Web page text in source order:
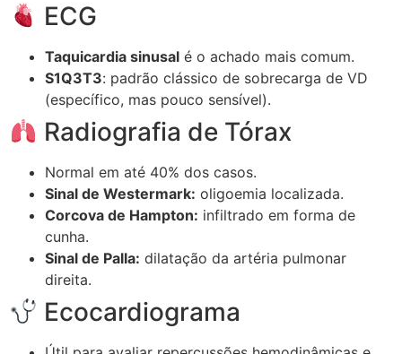
ECG
Taquicardia sinusal é o achado mais comum.
S1Q3T3: padrão clássico de sobrecarga de VD
(específico, mas pouco sensível).
Radiografia de Tórax
Normal em até 40% dos casos.
Sinal de Westermark: oligoemia localizada.
Corcova de Hampton: infiltrado em forma de
cunha.
Sinal de Palla: dilatação da artéria pulmonar
direita.
Ecocardiograma